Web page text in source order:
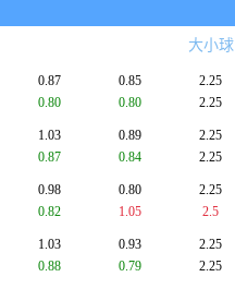
大小球
0.87
0.80
0.85 2.25
0.80
2.25
1.03
0.87
0.89 2.25
0.84
2.25
0.98
0.82
0.80 2.25
1.05
2.5
1.03
0.88
0.93 2.25
0.79
2.25